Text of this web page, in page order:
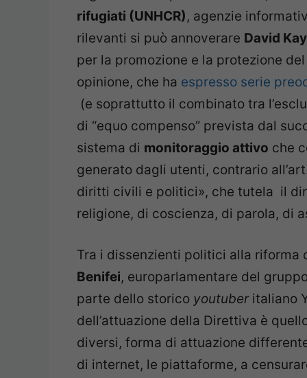
rifugiati (UNHCR), agenzie
rilevanti si può annoverare David
per la promozione e la protezione
opinione, che ha espresso serie
(e soprattutto il combinato tra
di “equo compenso” prevista dal
sistema di monitoraggio attivo che
generato dagli utenti, contrario
diritti civili e politici», che tutela il
religione, di coscienza, di parola, di
Tra i dissenzienti politici alla riforma
Benifei, europarlamentare del
parte dello storico youtuberitaliano
dell’attuazione della Direttiva è
diversi, forma di attuazione
di internet, le piattaforme, a